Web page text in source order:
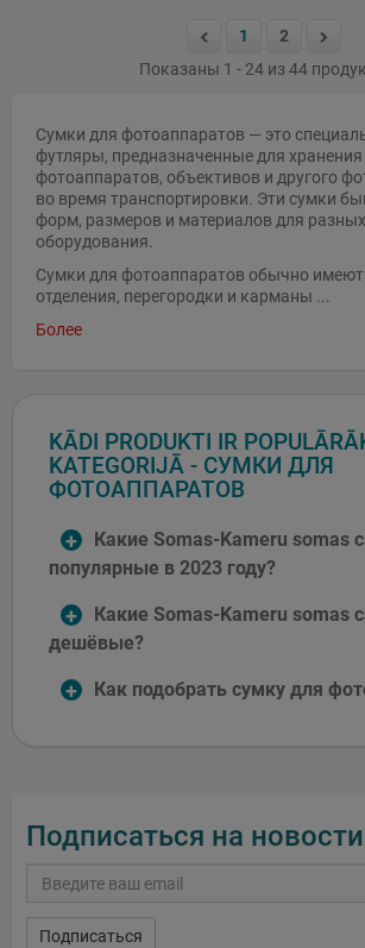
1
2
Показаны 1 - 24 из 44
Сумки для фотоаппаратов — это
футляры, предназначенные для
фотоаппаратов, объективов и другого
во время транспортировки. Эти сумки
форм, размеров и материалов для
оборудования.
Сумки для фотоаппаратов обычно
отделения, перегородки и карманы ...
Более
KĀDI PRODUKTI IR
KATEGORIJĀ - СУМКИ ДЛЯ
ФОТОАППАРАТОВ
Какие Somas-Kameru somas
популярные в 2023 году?
Какие Somas-Kameru somas
дешёвые?
Как подобрать сумку для
Подписаться на новости
Подписаться